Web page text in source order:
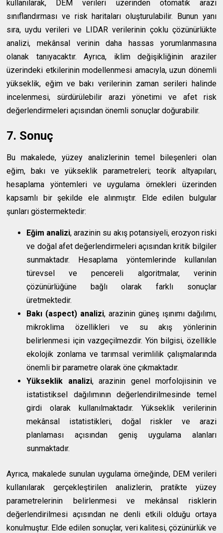
kullanılarak, DEM verileri üzerinden otomatik arazi
sınıflandırması ve risk haritaları oluşturulabilir. Bunun yanı
sıra, uydu verileri ve LIDAR verilerinin çoklu çözünürlükte
analizi, mekânsal verinin daha hassas yorumlanmasına
olanak tanıyacaktır. Ayrıca, iklim değişikliğinin araziler
üzerindeki etkilerinin modellenmesi amacıyla, uzun dönemli
yükseklik, eğim ve bakı verilerinin zaman serileri halinde
incelenmesi, sürdürülebilir arazi yönetimi ve afet risk
değerlendirmeleri açısından önemli sonuçlar doğurabilir.
7. Sonuç
Bu makalede, yüzey analizlerinin temel bileşenleri olan
eğim, bakı ve yükseklik parametreleri; teorik altyapıları,
hesaplama yöntemleri ve uygulama örnekleri üzerinden
kapsamlı bir şekilde ele alınmıştır. Elde edilen bulgular
şunları göstermektedir:
Eğim analizi, arazinin su akış potansiyeli, erozyon riski
ve doğal afet değerlendirmeleri açısından kritik bilgiler
sunmaktadır. Hesaplama yöntemlerinde kullanılan
türevsel ve pencereli algoritmalar, verinin
çözünürlüğüne bağlı olarak farklı sonuçlar
üretmektedir.
Bakı (aspect) analizi, arazinin güneş ışınımı dağılımı,
mikroklima özellikleri ve su akış yönlerinin
belirlenmesi için vazgeçilmezdir. Yön bilgisi, özellikle
ekolojik zonlama ve tarımsal verimlilik çalışmalarında
önemli bir parametre olarak öne çıkmaktadır.
Yükseklik analizi, arazinin genel morfolojisinin ve
istatistiksel dağılımının değerlendirilmesinde temel
girdi olarak kullanılmaktadır. Yükseklik verilerinin
mekânsal istatistikleri, doğal riskler ve arazi
planlaması açısından geniş uygulama alanları
sunmaktadır.
Ayrıca, makalede sunulan uygulama örneğinde, DEM verileri
kullanılarak gerçekleştirilen analizlerin, pratikte yüzey
parametrelerinin belirlenmesi ve mekânsal risklerin
değerlendirilmesi açısından ne denli etkili olduğu ortaya
konulmuştur. Elde edilen sonuçlar, veri kalitesi, çözünürlük ve